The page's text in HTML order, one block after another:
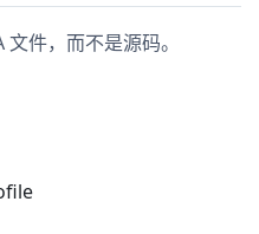
件，而不是源码。